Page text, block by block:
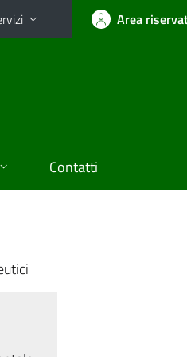
Area
Contatti